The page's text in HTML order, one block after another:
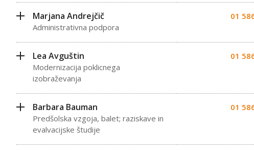
Marjana Andrejčič
Administrativna podpora
01
Lea Avguštin
Modernizacija poklicnega
izobraževanja
01
Barbara Bauman
Predšolska vzgoja, balet; raziskave in
evalvacijske študije
01